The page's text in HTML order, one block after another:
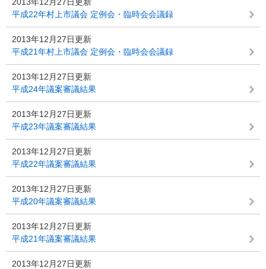
平成22年村上市議会 定例会・臨時会会議録
2013年12月27日更新
平成21年村上市議会 定例会・臨時会会議録
2013年12月27日更新
平成24年議案審議結果
2013年12月27日更新
平成23年議案審議結果
2013年12月27日更新
平成22年議案審議結果
2013年12月27日更新
平成20年議案審議結果
2013年12月27日更新
平成21年議案審議結果
2013年12月27日更新